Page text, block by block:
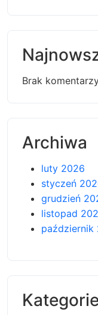
Brak
Archiwa
luty 2026
styczeń
grudzień
listopad
październik